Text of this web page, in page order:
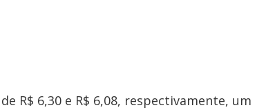
R$ 6,30 e R$ 6,08, respectivamente, um